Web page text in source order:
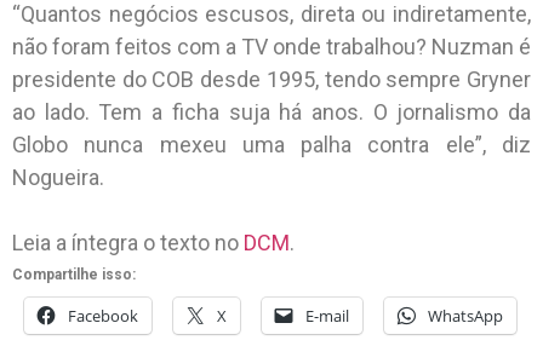
“Quantos negócios escusos, direta ou indiretamente,
não foram feitos com a TV onde trabalhou? Nuzman é
presidente do COB desde 1995, tendo sempre Gryner
ao lado. Tem a ficha suja há anos. O jornalismo da
Globo nunca mexeu uma palha contra ele”, diz
Nogueira.
Leia a íntegra o texto no DCM.
Compartilhe isso:
Facebook X E-mail WhatsApp